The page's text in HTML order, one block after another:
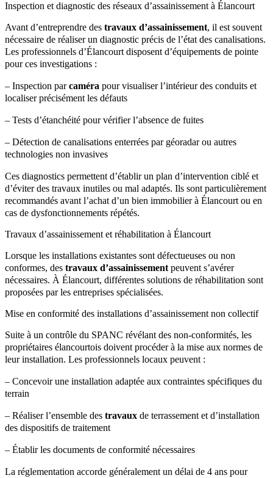
Inspection et diagnostic des réseaux d’assainissement à Élancourt
Avant d’entreprendre des travaux d’assainissement, il est souvent
nécessaire de réaliser un diagnostic précis de l’état des canalisations.
Les professionnels d’Élancourt disposent d’équipements de pointe
pour ces investigations :
– Inspection parcaméra pour visualiser l’intérieur des conduits et
localiser précisément les défauts
– Tests d’étanchéité pour vérifier l’absence de fuites
– Détection de canalisations enterrées par géoradar ou autres
technologies non invasives
Ces diagnostics permettent d’établir un plan d’intervention ciblé et
d’éviter des travaux inutiles ou mal adaptés. Ils sont particulièrement
recommandés avant l’achat d’un bien immobilier à Élancourt ou en
cas de dysfonctionnements répétés.
Travaux d’assainissement et réhabilitation à Élancourt
Lorsque les installations existantes sont défectueuses ou non
conformes, des travaux d’assainissement peuvent s’avérer
nécessaires. À Élancourt, différentes solutions de réhabilitation sont
proposées par les entreprises spécialisées.
Mise en conformité des installations d’assainissement non collectif
Suite à un contrôle du SPANC révélant des non-conformités, les
propriétaires élancourtois doivent procéder à la mise aux normes de
leur installation. Les professionnels locaux peuvent :
– Concevoir une installation adaptée aux contraintes spécifiques du
terrain
– Réaliser l’ensemble des travaux de terrassement et d’installation
des dispositifs de traitement
– Établir les documents de conformité nécessaires
La réglementation accorde généralement un délai de 4 ans pour